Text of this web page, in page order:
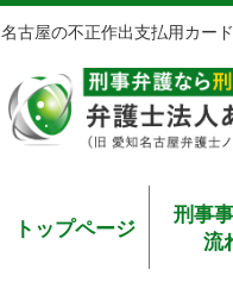
名古屋の不正作出支払用カー
トップページ
刑事
流